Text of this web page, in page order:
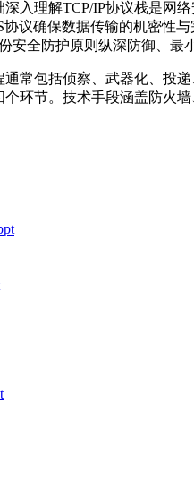
入理解TCP/IP协议栈是网
议确保数据传输的机密性
安全防护原则纵深防御、最
常包括侦察、武器化、投
环节。技术手段涵盖防火